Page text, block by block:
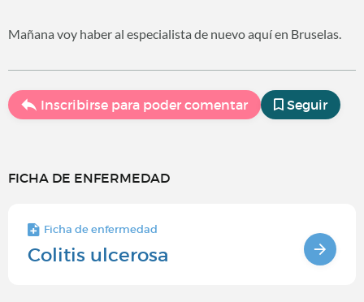
Mañana voy haber al especialista de nuevo aquí en Bruselas.
Inscribirse para poder comentar Seguir
FICHA DE ENFERMEDAD
Ficha de enfermedad
Colitis ulcerosa